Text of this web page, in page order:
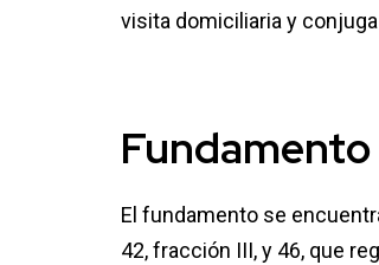
visita domiciliaria y
Fundamento
El fundamento se
42, fracción III, y 46, que